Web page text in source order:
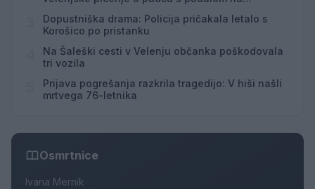
Dopustniška drama: Policija pričakala letalo s
Korošico po pristanku
Na Šaleški cesti v Velenju občanka poškodovala
tri vozila
Prijava pogrešanja razkrila tragedijo: V hiši našli
mrtvega 76-letnika
Osmrtnice
Ivana Mernik